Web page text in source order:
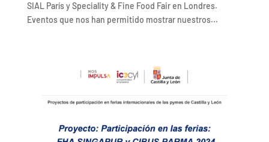
SIAL París y Speciality & Fine Food Fair en Londres.
Eventos que nos han permitido mostrar nuestros...